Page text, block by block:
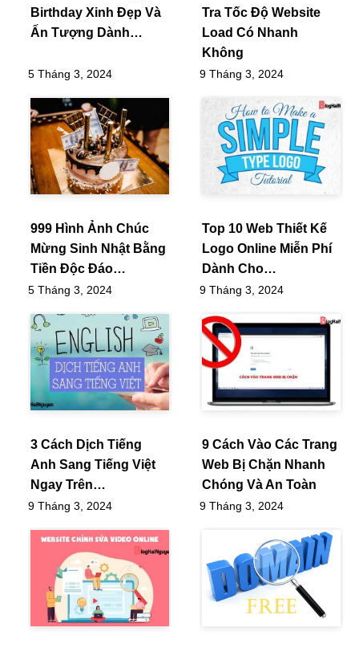
Birthday Xinh Đẹp Và
Ấn Tượng Dành…
5 Tháng 3, 2024
Tra Tốc Độ Website
Load Có Nhanh
Không
9 Tháng 3, 2024
999 Hình Ảnh Chúc
Mừng Sinh Nhật Bằng
Tiền Độc Đáo…
5 Tháng 3, 2024
Top 10 Web Thiết Kế
Logo Online Miễn Phí
Dành Cho…
9 Tháng 3, 2024
3 Cách Dịch Tiếng
Anh Sang Tiếng Việt
Ngay Trên…
9 Tháng 3, 2024
9 Cách Vào Các Trang
Web Bị Chặn Nhanh
Chóng Và An Toàn
9 Tháng 3, 2024